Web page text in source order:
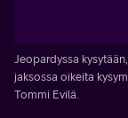
Jeopardyssa
jaksossa oikeita
Tommi Evilä.